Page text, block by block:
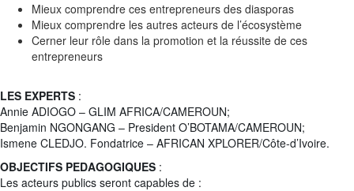
Mieux comprendre ces entrepreneurs des diasporas
Mieux comprendre les autres acteurs de l’écosystème
Cerner leur rôle dans la promotion et la réussite de ces
entrepreneurs
LES EXPERTS :
Annie ADIOGO – GLIM AFRICA/CAMEROUN;
Benjamin NGONGANG – President O’BOTAMA/CAMEROUN;
Ismene CLEDJO. Fondatrice – AFRICAN XPLORER/Côte-d’Ivoire.
OBJECTIFS PEDAGOGIQUES :
Les acteurs publics seront capables de :